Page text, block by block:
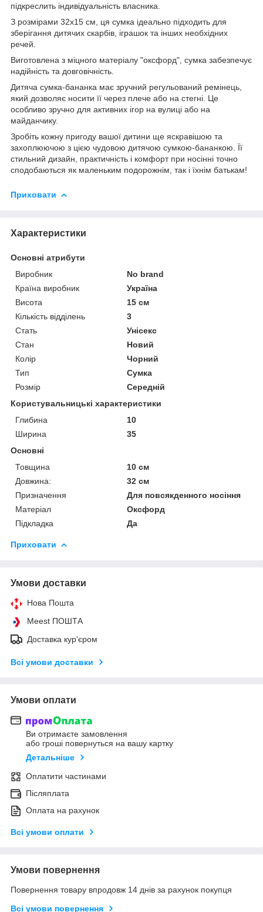
підкреслить індивідуальність власника.
З розмірами 32х15 см, ця сумка ідеально підходить для
зберігання дитячих скарбів, іграшок та інших необхідних
речей.
Виготовлена з міцного матеріалу "оксфорд", сумка забезпечує
надійність та довговічність.
Дитяча сумка-бананка має зручний регульований ремінець,
який дозволяє носити її через плече або на стегні. Це
особливо зручно для активних ігор на вулиці або на
майданчику.
Зробіть кожну пригоду вашої дитини ще яскравішою та
захоплюючою з цією чудовою дитячою сумкою-бананкою. Її
стильний дизайн, практичність і комфорт при носінні точно
сподобаються як маленьким подорожнім, так і їхнім батькам!
Приховати
Характеристики
Основні атрибути
Виробник
No brand
Країна виробник
Україна
Висота
15 см
Кількість відділень
3
Стать
Унісекс
Стан
Новий
Колір
Чорний
Тип
Сумка
Розмір
Середній
Користувальницькі характеристики
Глибина
10
Ширина
35
Основні
Товщина
10 см
Довжина:
32 см
Призначення
Для повсякденного носіння
Матеріал
Оксфорд
Підкладка
Да
Приховати
Умови доставки
Нова Пошта
Meest ПОШТА
Доставка кур'єром
Всі умови доставки
Умови оплати
Ви отримаєте замовлення
або гроші повернуться на вашу картку
Детальніше
Оплатити частинами
Післяплата
Оплата на рахунок
Всі умови оплати
Умови повернення
Повернення товару впродовж 14 днів за рахунок покупця
Всі умови повернення